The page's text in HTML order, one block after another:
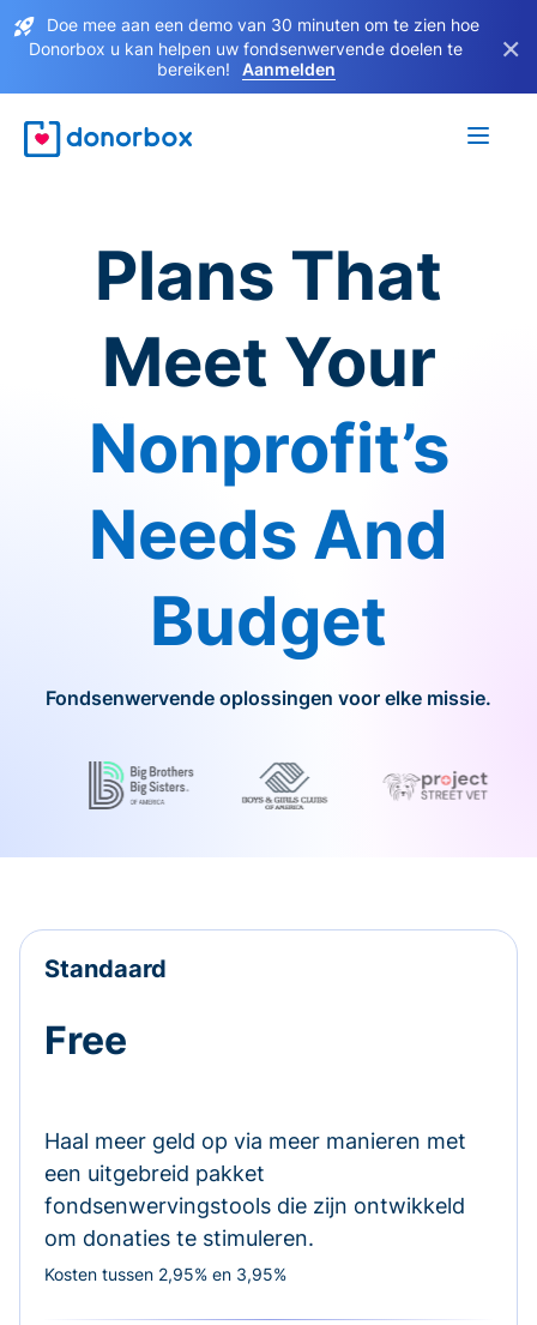
Doe mee aan een demo van 30 minuten om te zien hoe
Donorbox u kan helpen uw fondsenwervende doelen te
bereiken!
Aanmelden
×
Plans That
Meet Your
Nonprofit’s
Needs And
Budget
Fondsenwervende oplossingen voor elke missie.
Standaard
Free
Haal meer geld op via meer manieren met
een uitgebreid pakket
fondsenwervingstools die zijn ontwikkeld
om donaties te stimuleren.
Kosten tussen 2,95% en 3,95%